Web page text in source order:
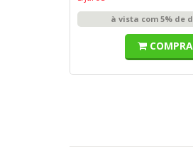
à vista com 5% de